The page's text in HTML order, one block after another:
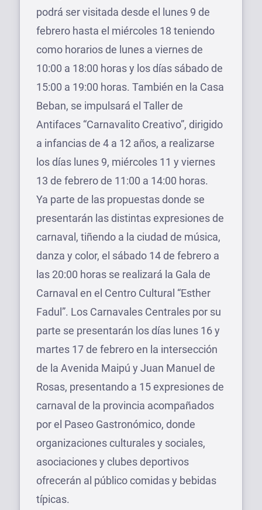
podrá ser visitada desde el lunes 9 de
febrero hasta el miércoles 18 teniendo
como horarios de lunes a viernes de
10:00 a 18:00 horas y los días sábado de
15:00 a 19:00 horas. También en la Casa
Beban, se impulsará el Taller de
Antifaces “Carnavalito Creativo”, dirigido
a infancias de 4 a 12 años, a realizarse
los días lunes 9, miércoles 11 y viernes
13 de febrero de 11:00 a 14:00 horas.
Ya parte de las propuestas donde se
presentarán las distintas expresiones de
carnaval, tiñendo a la ciudad de música,
danza y color, el sábado 14 de febrero a
las 20:00 horas se realizará la Gala de
Carnaval en el Centro Cultural “Esther
Fadul”. Los Carnavales Centrales por su
parte se presentarán los días lunes 16 y
martes 17 de febrero en la intersección
de la Avenida Maipú y Juan Manuel de
Rosas, presentando a 15 expresiones de
carnaval de la provincia acompañados
por el Paseo Gastronómico, donde
organizaciones culturales y sociales,
asociaciones y clubes deportivos
ofrecerán al público comidas y bebidas
típicas.